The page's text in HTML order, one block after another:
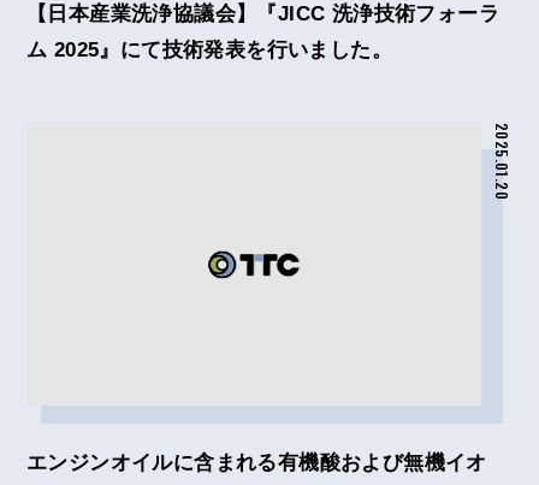
【日本産業洗浄協議会】『JICC 洗浄技術フォーラ
ム 2025』にて技術発表を行いました。
2025.01.20
エンジンオイルに含まれる有機酸および無機イオ